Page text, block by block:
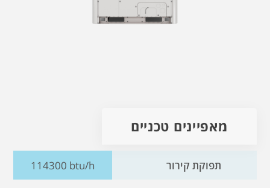
מאפיינים טכניים
תפוקת קירור 114300 btu/h